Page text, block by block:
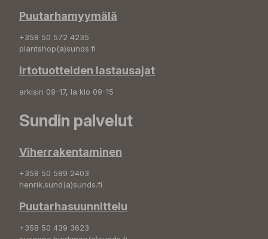
Puutarhamyymälä
+358 50 572 4235
plantshop(a)sunds.fi
Irtotuotteiden lastausajat
arkisin 09-17, la klo 09-15
Sundin palvelut
Viherrakentaminen
+358 50 589 2403
henrik.sund(a)sunds.fi
Puutarhasuunnittelu
+358 50 439 3623